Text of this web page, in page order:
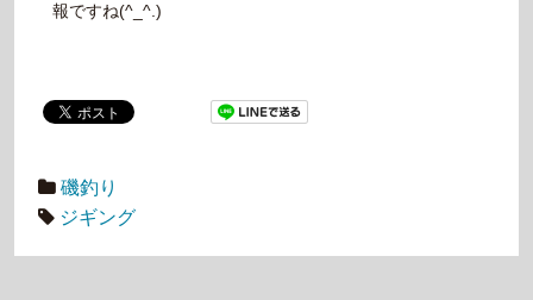
報ですね(^_^.)
磯釣り
ジギング